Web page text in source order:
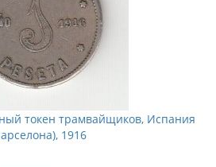
токен трамвайщиков, Испания
1916